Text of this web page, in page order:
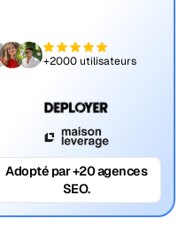
+2000 utilisateurs
Adopté par +20 agences
SEO.